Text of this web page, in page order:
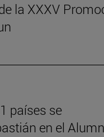
la XXXV
países se
en el